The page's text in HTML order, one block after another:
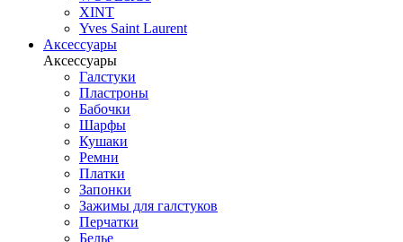
XINT
Yves Saint Laurent
Аксессуары
Аксессуары
Галстуки
Пластроны
Бабочки
Шарфы
Кушаки
Ремни
Платки
Запонки
Зажимы для галстуков
Перчатки
Белье